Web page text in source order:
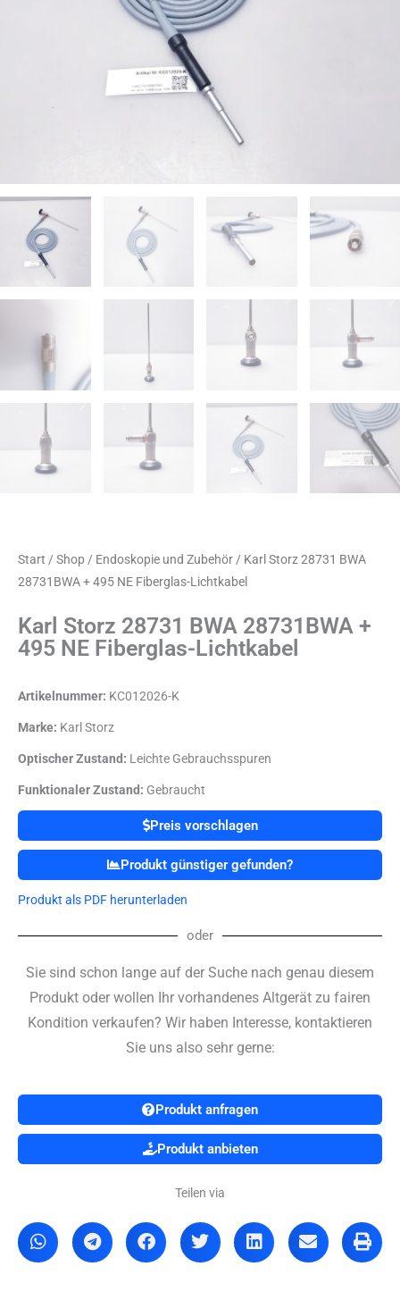
Start / Shop / Endoskopie und Zubehör / Karl Storz 28731 BWA
28731BWA + 495 NE Fiberglas-Lichtkabel
Karl Storz 28731 BWA 28731BWA +
495 NE Fiberglas-Lichtkabel
Artikelnummer: KC012026-K
Marke: Karl Storz
Optischer Zustand: Leichte Gebrauchsspuren
Funktionaler Zustand: Gebraucht
Preis vorschlagen
Produkt günstiger gefunden?
Produkt als PDF herunterladen
oder
Sie sind schon lange auf der Suche nach genau diesem
Produkt oder wollen Ihr vorhandenes Altgerät zu fairen
Kondition verkaufen? Wir haben Interesse, kontaktieren
Sie uns also sehr gerne:
Produkt anfragen
Produkt anbieten
Teilen via